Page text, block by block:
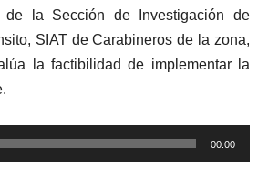
de la Sección de Investigación de
SIAT de Carabineros de la zona,
la factibilidad de implementar la
00:00